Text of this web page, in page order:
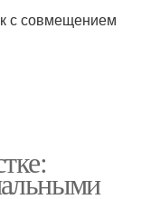
с совмещением